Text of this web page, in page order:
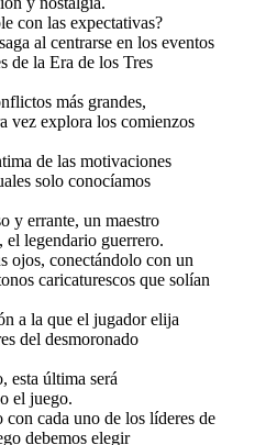
con las expectativas?
al centrarse en los eventos
de la Era de los Tres
más grandes,
vez explora los comienzos
de las motivaciones
solo conocíamos
y errante, un maestro
el legendario guerrero.
ojos, conectándolo con un
caricaturescos que solían
a la que el jugador elija
del desmoronado
esta última será
el juego.
cada uno de los líderes de
debemos elegir